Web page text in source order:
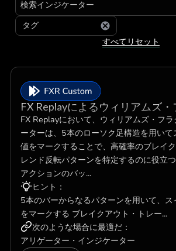
タグ
すべてリセット
FX Replayによるウィリアムズ
FX Replayにおいて、ウィリアムズ・フ
ーターは、5本のローソク足構造を用い
値をマークすることで、高確率のブレイ
レンド反転パターンを特定するのに役立
アクションのバッ...
ヒント：
5本のバーからなるパターンを用いて、
をマークする ブレイクアウト・トレー...
次のような場合に最適だ：
アリゲーター・インジケーター